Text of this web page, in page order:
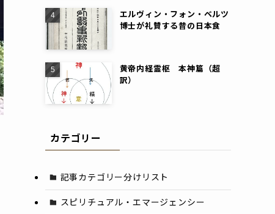
エルヴィン・フォン・ベルツ
博士が礼賛する昔の日本食
黄帝内経霊枢 本神篇（超
訳）
カテゴリー
記事カテゴリー分けリスト
スピリチュアル・エマージェンシー